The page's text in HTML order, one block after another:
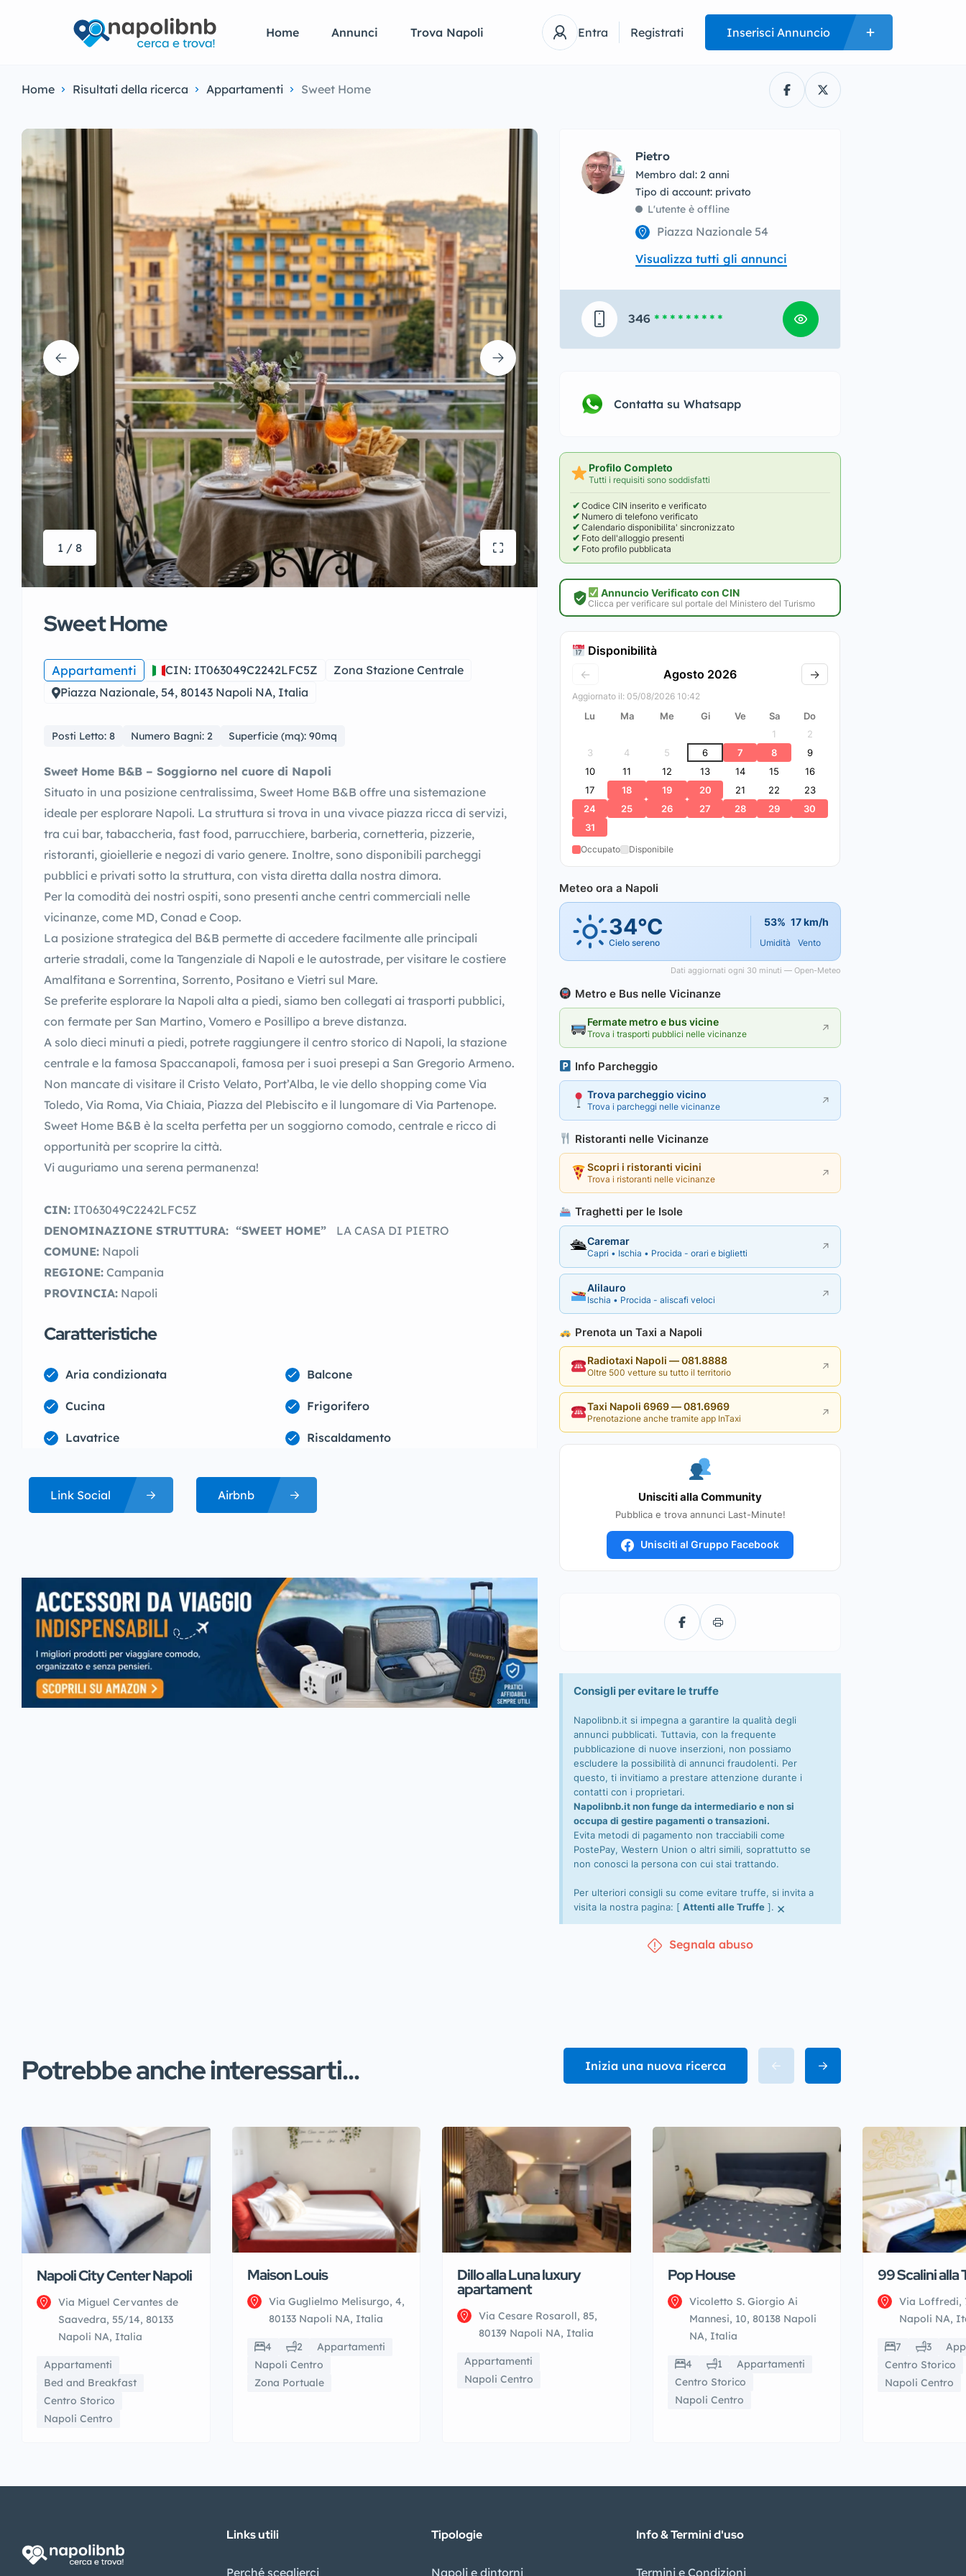
Home Annunci Trova Napoli Entra Registrati Inserisci Annuncio
Home Risultati della ricerca Appartamenti Sweet Home
1 / 8
Sweet Home
Appartamenti CIN: IT063049C2242LFC5Z
Zona Stazione Centrale
Piazza Nazionale, 54, 80143 Napoli NA, Italia
Posti Letto: 8 Numero Bagni: 2 Superficie (mq): 90mq
Sweet Home B&B – Soggiorno nel cuore di Napoli
Situato in una posizione centralissima, Sweet Home B&B offre una sistemazione
ideale per esplorare Napoli. La struttura si trova in una vivace piazza ricca di servizi,
tra cui bar, tabaccheria, fast food, parrucchiere, barberia, cornetteria, pizzerie,
ristoranti, gioiellerie e negozi di vario genere. Inoltre, sono disponibili parcheggi
pubblici e privati sotto la struttura, con vista diretta dalla nostra dimora.
Per la comodità dei nostri ospiti, sono presenti anche centri commerciali nelle
vicinanze, come MD, Conad e Coop.
La posizione strategica del B&B permette di accedere facilmente alle principali
arterie stradali, come la Tangenziale di Napoli e le autostrade, per visitare le costiere
Amalfitana e Sorrentina, Sorrento, Positano e Vietri sul Mare.
Se preferite esplorare la Napoli alta a piedi, siamo ben collegati ai trasporti pubblici,
con fermate per San Martino, Vomero e Posillipo a breve distanza.
A solo dieci minuti a piedi, potrete raggiungere il centro storico di Napoli, la stazione
centrale e la famosa Spaccanapoli, famosa per i suoi presepi a San Gregorio Armeno.
Non mancate di visitare il Cristo Velato, Port’Alba, le vie dello shopping come Via
Toledo, Via Roma, Via Chiaia, Piazza del Plebiscito e il lungomare di Via Partenope.
Sweet Home B&B è la scelta perfetta per un soggiorno comodo, centrale e ricco di
opportunità per scoprire la città.
Vi auguriamo una serena permanenza!
CIN: IT063049C2242LFC5Z
DENOMINAZIONE STRUTTURA: “SWEET HOME”
LA CASA DI PIETRO
COMUNE: Napoli
REGIONE: Campania
PROVINCIA: Napoli
Caratteristiche
Aria condizionata Balcone
Cucina Frigorifero
Lavatrice Riscaldamento
Link Social Airbnb
Pietro
Membro dal: 2 anni
tipo di account: privato
L'utente è offline
Piazza Nazionale 54
Visualizza tutti gli annunci
346 * * * * * * * * *
Contatta su Whatsapp
Profilo Completo
Tutti i requisiti sono soddisfatti
✔ Codice CIN inserito e verificato
✔ Numero di telefono verificato
✔ Calendario disponibilita' sincronizzato
✔ Foto dell'alloggio presenti
✔ Foto profilo pubblicata
Annuncio Verificato con CIN
Clicca per verificare sul portale del Ministero del Turismo
Disponibilità
←
Agosto 2026 →
Aggiornato il: 05/08/2026 10:42
Lu Ma Me Gi Ve Sa
Do
1
2
3
4 5 6 7 8
9
10
11 12 13 14 15
16
17
18 19 20 21 22
23
24
25 26 27 28 29
30
31
Occupato Disponibile
Meteo ora a Napoli
34°C
Cielo sereno
53%
Umidità
17 km/h
Vento
Dati aggiornati ogni 30 minuti — Open-Meteo
Metro e Bus nelle Vicinanze
Fermate metro e bus vicine
Trova i trasporti pubblici nelle vicinanze ↗
Info Parcheggio
Trova parcheggio vicino
Trova i parcheggi nelle vicinanze ↗
Ristoranti nelle Vicinanze
Scopri i ristoranti vicini
Trova i ristoranti nelle vicinanze ↗
Traghetti per le Isole
🛳Caremar
Capri • Ischia • Procida - orari e biglietti ↗
Alilauro
Ischia • Procida - aliscafi veloci ↗
Prenota un Taxi a Napoli
Radiotaxi Napoli — 081.8888
Oltre 500 vetture su tutto il territorio ↗
Taxi Napoli 6969 — 081.6969
Prenotazione anche tramite app InTaxi ↗
Unisciti alla Community
Pubblica e trova annunci Last-Minute!
Unisciti al Gruppo Facebook
Consigli per evitare le truffe
Napolibnb.it si impegna a garantire la qualità degli
annunci pubblicati. Tuttavia, con la frequente
pubblicazione di nuove inserzioni, non possiamo
escludere la possibilità di annunci fraudolenti. Per
questo, ti invitiamo a prestare attenzione durante i
contatti con i proprietari.
Napolibnb.it non funge da intermediario e non si
occupa di gestire pagamenti o transazioni.
Evita metodi di pagamento non tracciabili come
PostePay, Western Union o altri simili, soprattutto se
non conosci la persona con cui stai trattando.
Per ulteriori consigli su come evitare truffe, si invita a
visita la nostra pagina: [Attenti alle Truffe ]. ×
Segnala abuso
Potrebbe anche interessarti... Inizia una nuova ricerca
Napoli City Center Napoli
Via Miguel Cervantes de
Saavedra, 55/14, 80133
Napoli NA, Italia
Appartamenti
Bed and Breakfast
Centro Storico
Napoli Centro
Maison Louis
Via Guglielmo Melisurgo, 4,
80133 Napoli NA, Italia
4 2
Appartamenti
Napoli Centro
Zona Portuale
Dillo alla Luna luxury
apartament
Via Cesare Rosaroll, 85,
80139 Napoli NA, Italia
Appartamenti
Napoli Centro
Pop House
Vicoletto S. Giorgio Ai
Mannesi, 10, 80138 Napoli
NA, Italia
4 1
Appartamenti
Centro Storico
Napoli Centro
99 Scalini alla
Via Loffredi,
Napoli NA,
7 3
Centro Storico
Napoli Centro
Links utili
Perché sceglierci
Tipologie
Napoli e dintorni
Info & Termini d'uso
Termini e Condizioni